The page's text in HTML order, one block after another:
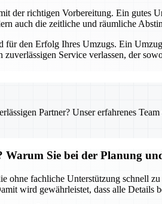
der richtigen Vorbereitung. Ein gutes
auch die zeitliche und räumliche
für den Erfolg Ihres Umzugs. Ein
zuverlässigen Service verlassen, der
Partner? Unser erfahrenes
Warum Sie bei der Planung
ohne fachliche Unterstützung schnell
wird gewährleistet, dass alle